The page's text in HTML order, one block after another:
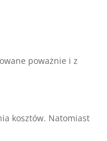
poważnie i z
kosztów. Natomiast